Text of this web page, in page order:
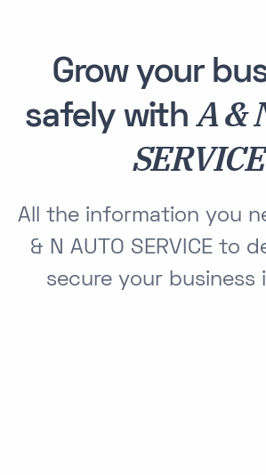
Grow your
safely withA &
SERVICE
All the information you
& N AUTO SERVICE to
secure your business